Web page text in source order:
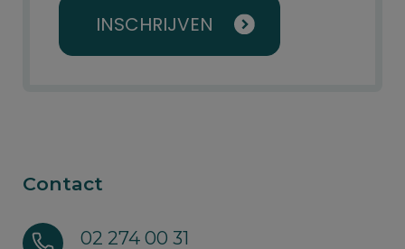
INSCHRIJVEN
Contact
02 274 00 31